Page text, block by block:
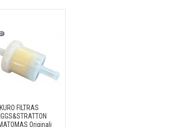
KURO FILTRAS
Originali